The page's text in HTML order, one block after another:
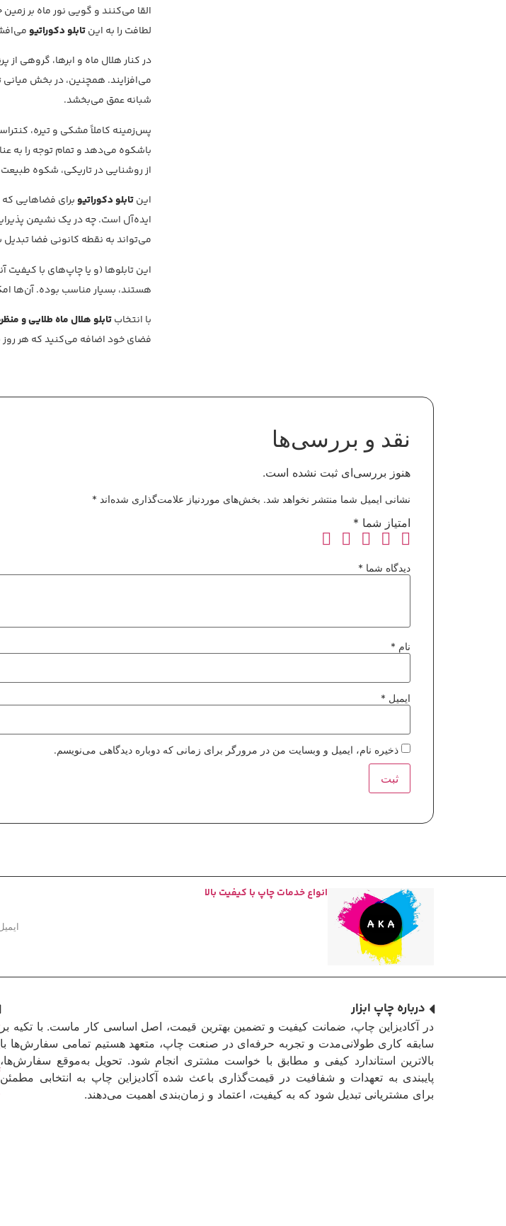
القا می‌کنند و گویی نور ماه بر
لطافت را به اینتابلو دکوراتیو
در کنار هلال ماه و ابرها، گروهی
می‌افزایند. همچنین، در بخش میانی
شبانه عمق می‌بخشد.
پس‌زمینه کاملاً مشکی و تیره،
باشکوه می‌دهد و تمام توجه را به
از روشنایی در تاریکی، شکوه
اینتابلو دکوراتیوبرای فضاهایی
ایده‌آل است. چه در یک نشیمن
می‌تواند به نقطه کانونی فضا
این تابلوها (و یا چاپ‌های با کیفیت
هستند، بسیار مناسب بوده. آن‌ها
با انتخابتابلو هلال ماه طلایی و
فضای خود اضافه می‌کنید که هر روز
نقد و بررسی‌ها
هنوز بررسی‌ای ثبت نشده است.
نشانی ایمیل شما منتشر نخواهد شد. بخش‌های موردنیاز علامت‌گذاری شده‌اند *
امتیاز شما *
دیدگاه شما *
نام *
ایمیل *
ذخیره نام، ایمیل و وبسایت من در مرورگر برای زمانی که دوباره دیدگاهی می‌نویسم.
انواع خدمات چاپ با کیفیت بالا
درباره چاپ ابزار
در آکادیزاین چاپ، ضمانت کیفیت و تضمین بهترین قیمت، اصل اساسی کار ماست. با تکیه بر
سابقه کاری طولانی‌مدت و تجربه حرفه‌ای در صنعت چاپ، متعهد هستیم تمامی سفارش‌ها با
بالاترین استاندارد کیفی و مطابق با خواست مشتری انجام شود. تحویل به‌موقع سفارش‌ها،
پایبندی به تعهدات و شفافیت در قیمت‌گذاری باعث شده آکادیزاین چاپ به انتخابی مطمئن
برای مشتریانی تبدیل شود که به کیفیت، اعتماد و زمان‌بندی اهمیت می‌دهند.